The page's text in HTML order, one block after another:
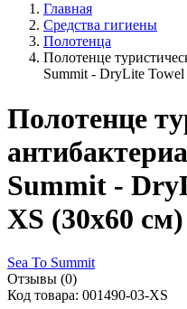
Главная
Средства гигиены
Полотенца
Полотенце
Summit - DryLite
Полотенце
Summit -
XS (30x60 см)
Sea To Summit
Отзывы (0)
Код товара: 001490-03-XS